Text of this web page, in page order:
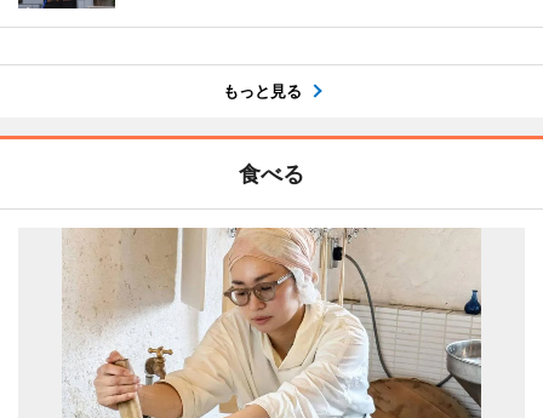
もっと見る
食べる